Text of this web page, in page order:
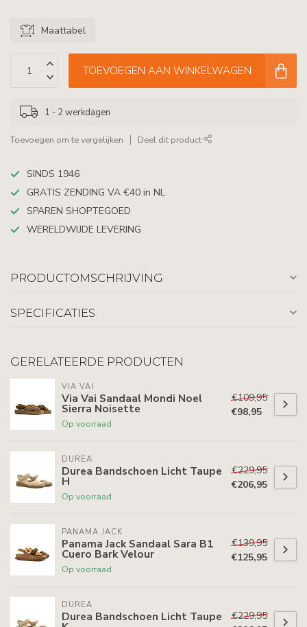
Maattabel
TOEVOEGEN AAN WINKELWAGEN
1 - 2 werkdagen
Toevoegen om te vergelijken Deel dit product
SINDS 1946
GRATIS ZENDING VA €40 in NL
SPAREN SHOPTEGOED
WERELDWIJDE LEVERING
PRODUCTOMSCHRIJVING
SPECIFICATIES
GERELATEERDE PRODUCTEN
VIA VAI
Via Vai Sandaal Mondi Noel
Sierra Noisette
Op voorraad
€109,95
€98,95
DUREA
Durea Bandschoen Licht Taupe
H
Op voorraad
€229,95
€206,95
PANAMA JACK
Panama Jack Sandaal Sara B1
Cuero Bark Velour
Op voorraad
€139,95
€125,95
DUREA
Durea Bandschoen Licht Taupe
€229,95